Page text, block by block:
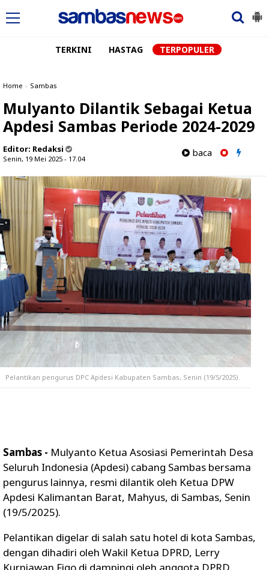
TERKINI HASTAG TERPOPULER
Home » Sambas
Mulyanto Dilantik Sebagai Ketua
Apdesi Sambas Periode 2024-2029
Editor: Redaksi
Senin, 19 Mei 2025 - 17.04
baca
Pelantikan pengurus DPC Apdesi Kabupaten Sambas, Senin (19/5/2025).
Sambas - Mulyanto Ketua Asosiasi Pemerintah Desa
Seluruh Indonesia (Apdesi) cabang Sambas bersama
pengurus lainnya, resmi dilantik oleh Ketua DPW
Apdesi Kalimantan Barat, Mahyus, di Sambas, Senin
(19/5/2025).
Pelantikan digelar di salah satu hotel di kota Sambas,
dengan dihadiri oleh Wakil Ketua DPRD, Lerry